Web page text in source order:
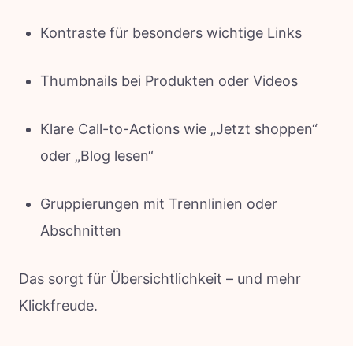
Kontraste für besonders wichtige Links
Thumbnails bei Produkten oder Videos
Klare Call-to-Actions wie „Jetzt shoppen“
oder „Blog lesen“
Gruppierungen mit Trennlinien oder
Abschnitten
Das sorgt für Übersichtlichkeit – und mehr
Klickfreude.